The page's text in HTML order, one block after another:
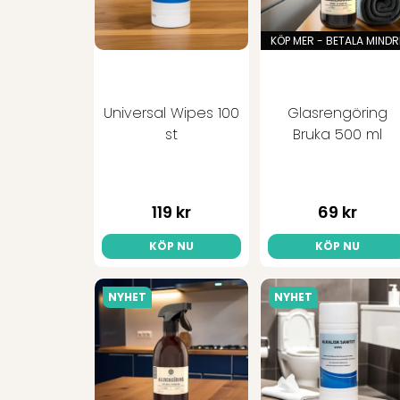
Universal Wipes 100
st
119 kr
KÖP NU
KÖP MER - BETALA
Glasrengöring
Bruka 500 ml
69 kr
KÖP NU
NYHET NYHET